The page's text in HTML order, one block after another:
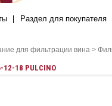
Раздел для покупателя
для фильтрации вина >
18 PULCINO